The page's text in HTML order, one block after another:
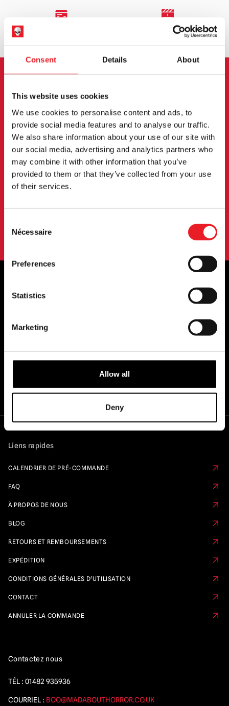
Consent Details About
This website uses cookies
We use cookies to personalise content and ads, to
provide social media features and to analyse our traffic.
We also share information about your use of our site with
our social media, advertising and analytics partners who
may combine it with other information that you’ve
provided to them or that they’ve collected from your use
of their services.
Selection
Nécessaire
Preferences
Statistics
Marketing
Allow all
Deny
DEMANDES SUR MESURE
INSCRIPTION AU BULLETIN
D'INFORMATION
Inscrivez-vous pour recevoir les dernières
informations sur les nouveaux produits, les
événements et plus encore.
conditions d'utilisation.
STOCKISTES OFFICIELS DU ROYAUME-
Liens rapides
CALENDRIER DE PRÉ-COMMANDE
FAQ
À PROPOS DE NOUS
BLOG
RETOURS ET REMBOURSEMENTS
EXPÉDITION
CONDITIONS GÉNÉRALES D'UTILISATION
CONTACT
ANNULER LA COMMANDE
Contactez nous
TÉL : 01482 935936
COURRIEL : BOO@MADABOUTHORROR.CO.UK